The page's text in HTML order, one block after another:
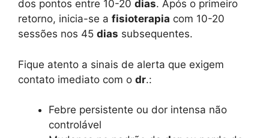
dos pontos entre 10-20 dias. Após o primeiro
retorno, inicia-se a fisioterapia com 10-20
sessões nos 45 dias subsequentes.
Fique atento a sinais de alerta que exigem
contato imediato com o dr.:
Febre persistente ou dor intensa não
controlável